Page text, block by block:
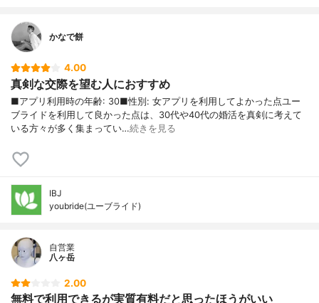
かなで餅
4.00
真剣な交際を望む人におすすめ
■アプリ利用時の年齢: 30■性別: 女アプリを利用してよかった点ユー
ブライドを利用して良かった点は、30代や40代の婚活を真剣に考えて
いる方々が多く集まってい…続きを見る
IBJ
youbride(ユーブライド)
自営業
八ヶ岳
2.00
無料で利用できるが実質有料だと思ったほうがいい